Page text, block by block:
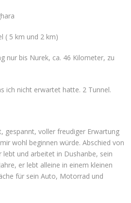
( 5 km und 2 km)
nur bis Nurek, ca. 46 Kilometer, zu
ich nicht erwartet hatte. 2 Tunnel.
gespannt, voller freudiger Erwartung
wohl beginnen würde. Abschied von
lebt und arbeitet in Dushanbe, sein
er lebt alleine in einem kleinen
für sein Auto, Motorrad und